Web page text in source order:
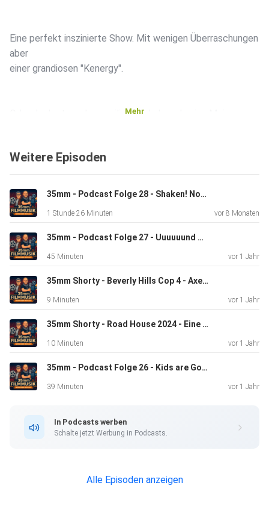
Eine perfekt inszinierte Show. Mit wenigen Überraschungen
aber
einer grandiosen "Kenergy".
Oder doch etwas langweilig? Wir haben da eine Meinung
die
Unsere Highlights:
und die Kurzfilme, sowie Dokus. Dieses Mal absolut
Mehr
Weitere Episoden
35mm - Podcast Folge 28 - Shaken! Not Stirred!
1 Stunde 26 Minuten vor 8 Monaten
35mm - Podcast Folge 27 - Uuuuuund Action
45 Minuten vor 1 Jahr
35mm Shorty - Beverly Hills Cop 4 - Axel F - Eine Meinung
9 Minuten vor 1 Jahr
35mm Shorty - Road House 2024 - Eine Meinung
10 Minuten vor 1 Jahr
35mm - Podcast Folge 26 - Kids are GoGo
39 Minuten vor 1 Jahr
In Podcasts werben
Schalte jetzt Werbung in Podcasts.
Alle Episoden anzeigen